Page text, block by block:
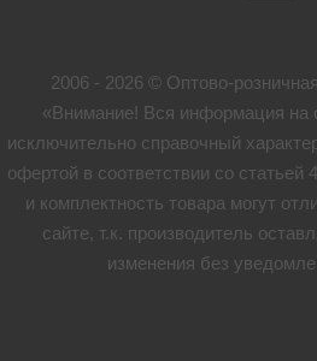
2006 - 2026 © Оптово-
«Внимание! Вся информация на
исключительно справочный
офертой в соответствии со
и комплектность товара могут
сайте, т.к. производитель
изменения без